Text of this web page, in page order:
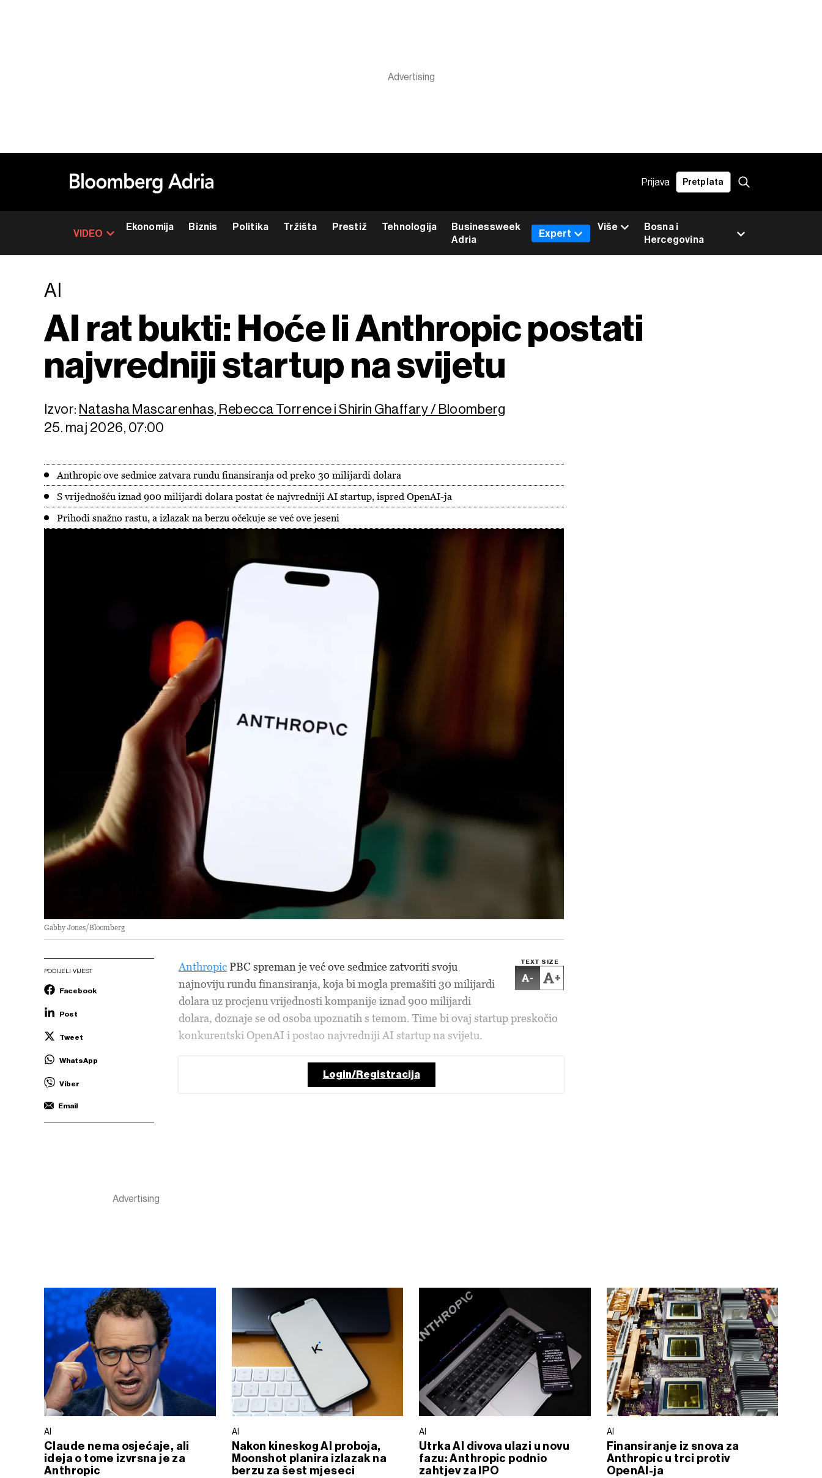
Prijava Pretplata
VIDEO
Ekonomija Biznis Politika Tržišta Prestiž Tehnologija
Businessweek
Adria
Bosna i
Hercegovina
Expert
Više
AI
AI rat bukti: Hoće li Anthropic postati
najvredniji startup na svijetu
Izvor: Natasha Mascarenhas, Rebecca Torrence i Shirin Ghaffary / Bloomberg
25. maj 2026, 07:00
Anthropic ove sedmice zatvara rundu finansiranja od preko 30 milijardi dolara
S vrijednošću iznad 900 milijardi dolara postat će najvredniji AI startup, ispred OpenAI-ja
Prihodi snažno rastu, a izlazak na berzu očekuje se već ove jeseni
Gabby Jones/Bloomberg
PODIJELI VIJEST
Facebook
Post
Tweet
WhatsApp
Viber
Email
TEXT SIZE
- +
AnthropicPBC spreman je već ove sedmice zatvoriti svoju
najnoviju rundu finansiranja, koja bi mogla premašiti 30 milijardi
dolara uz procjenu vrijednosti kompanije iznad 900 milijardi
dolara, doznaje se od osoba upoznatih s temom. Time bi ovaj startup preskočio
konkurentski OpenAI i postao najvredniji AI startup na svijetu.
Login/Registracija
AI
Claude nema osjećaje, ali
ideja o tome izvrsna je za
Anthropic
AI
Nakon kineskog AI proboja,
Moonshot planira izlazak na
berzu za šest mjeseci
AI
Utrka AI divova ulazi u novu
fazu: Anthropic podnio
zahtjev za IPO
AI
Finansiranje iz snova za
Anthropic u trci protiv
OpenAI-ja